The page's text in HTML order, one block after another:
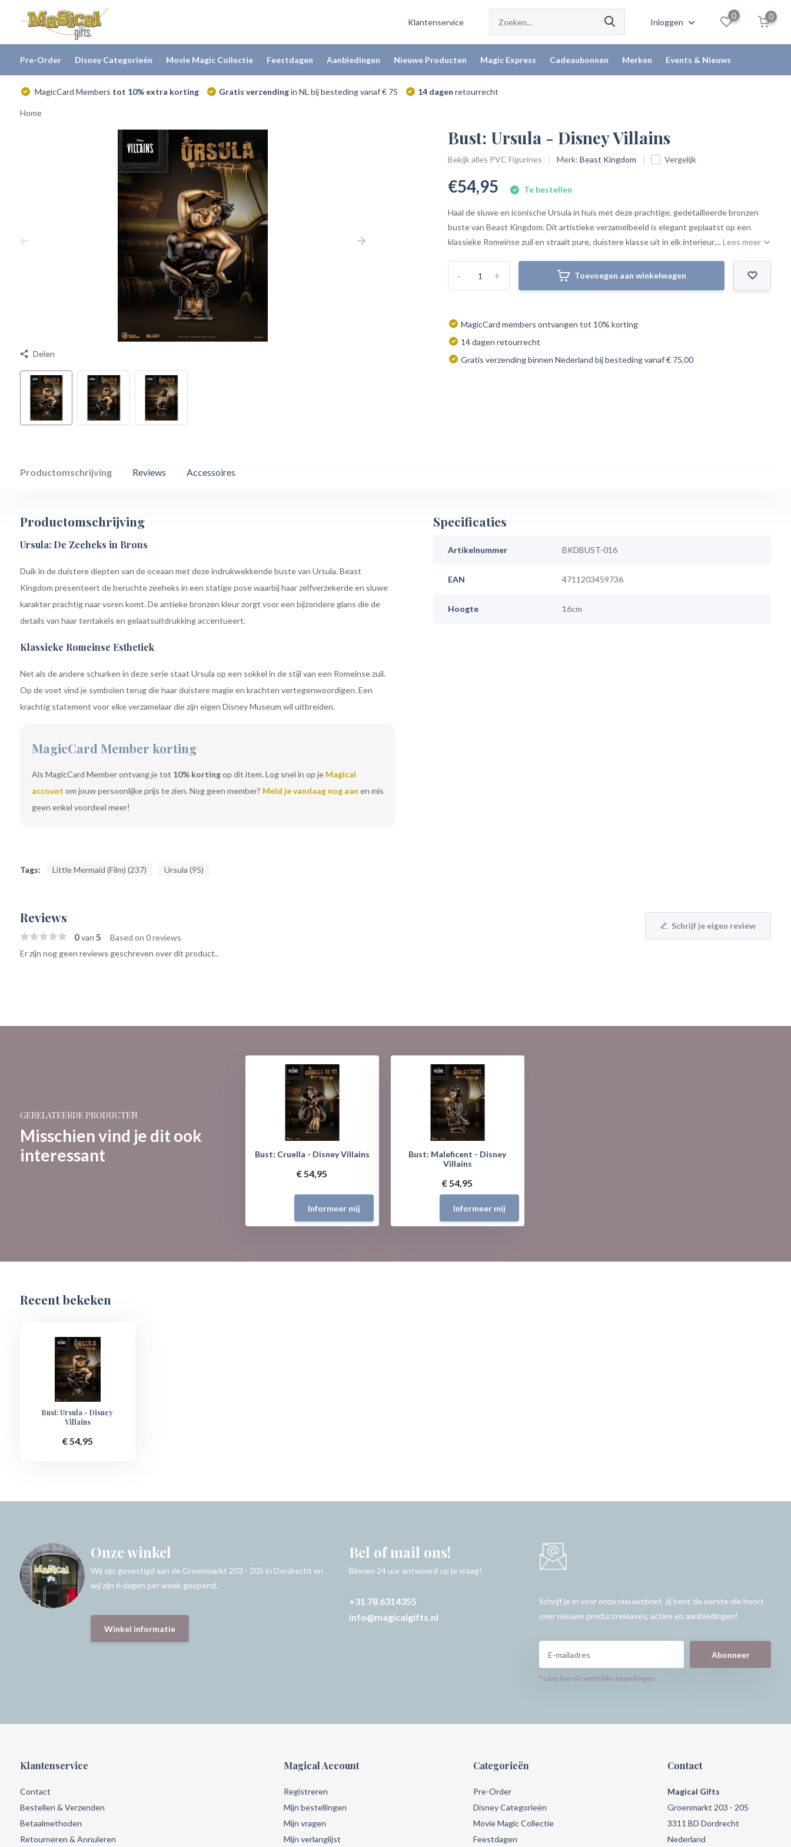
Klantenservice Inloggen
0 0
Pre-Order Disney Categorieën Movie Magic Collectie Feestdagen Aanbiedingen Nieuwe Producten Magic Express Cadeaubonnen Merken Events & Nieuws
MagicCard Members tot 10% extra korting Gratis verzendingin NL bij besteding vanaf € 75 14 dagen retourrecht
Home
Delen
Bust: Ursula - Disney Villains
Bekijk alles PVC Figurines Merk:Beast Kingdom Vergelijk
€54,95 Te bestellen
Haal de sluwe en iconische Ursula in huis met deze prachtige, gedetailleerde bronzen
buste van Beast Kingdom. Dit artistieke verzamelbeeld is elegant geplaatst op een
klassieke Romeinse zuil en straalt pure, duistere klasse uit in elk interieur....Lees meer
+
- Toevoegen aan winkelwagen
MagicCard members ontvangen tot 10% korting
14 dagen retourrecht
Gratis verzending binnen Nederland bij besteding vanaf € 75,00
Productomschrijving Reviews Accessoires
Productomschrijving
Ursula: De Zeeheks in Brons
Duik in de duistere diepten van de oceaan met deze indrukwekkende buste van Ursula. Beast
Kingdom presenteert de beruchte zeeheks in een statige pose waarbij haar zelfverzekerde en sluwe
karakter prachtig naar voren komt. De antieke bronzen kleur zorgt voor een bijzondere glans die de
details van haar tentakels en gelaatsuitdrukking accentueert.
Klassieke Romeinse Esthetiek
Net als de andere schurken in deze serie staat Ursula op een sokkel in de stijl van een Romeinse zuil.
Op de voet vind je symbolen terug die haar duistere magie en krachten vertegenwoordigen. Een
krachtig statement voor elke verzamelaar die zijn eigen Disney Museum wil uitbreiden.
MagicCard Member korting
Als MagicCard Member ontvang je tot 10% kortingop dit item. Log snel in op je Magical
account om jouw persoonlijke prijs te zien. Nog geen member? Meld je vandaag nog aan en mis
geen enkel voordeel meer!
Tags: Little Mermaid (Film) (237) Ursula (95)
Specificaties
Artikelnummer BKDBUST-016
EAN 4711203459736
Hoogte 16cm
Reviews
0van 5 Based on 0 reviews
Schrijf je eigen review
Er zijn nog geen reviews geschreven over dit product..
GERELATEERDE PRODUCTEN
Misschien vind je dit ook
interessant
Bust: Cruella - Disney Villains
€ 54,95
Informeer mij
Bust: Maleficent - Disney
Villains
€ 54,95
Informeer mij
Recent bekeken
Bust: Ursula - Disney
Villains
€ 54,95
Onze winkel
Wij zijn gevestigd aan de Groenmarkt 203 - 205 in Dordrecht en
wij zijn 6 dagen per week geopend.
Winkel informatie
Bel of mail ons!
Binnen 24 uur antwoord op je vraag!
+31 78 6314355
info@magicalgifts.nl
Schrijf je in voor onze nieuwsbrief. Jij bent de eerste die hoort
over nieuwe productreleases, acties en aanbiedingen!
Abonneer
* Lees hier de wettelijke beperkingen
Klantenservice
Contact
Bestellen & Verzenden
Betaalmethoden
Retourneren & Annuleren
Magical Account
Registreren
Mijn bestellingen
Mijn vragen
Mijn verlanglijst
Categorieën
Pre-Order
Disney Categorieën
Movie Magic Collectie
Feestdagen
Contact
Magical Gifts
Groenmarkt 203 - 205
3311 BD Dordrecht
Nederland